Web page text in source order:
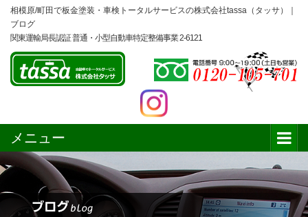
相模原/町田で板金塗装・車検トータルサービスの株式会社tassa（タッサ）｜
ブログ
関東運輸局長認証 普通・小型自動車特定整備事業 2-6121
メニュー